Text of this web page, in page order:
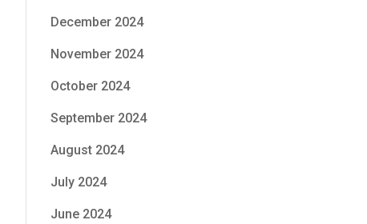
December 2024
November 2024
October 2024
September 2024
August 2024
July 2024
June 2024